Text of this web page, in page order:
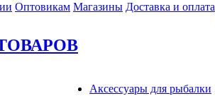
Оптовикам Магазины Доставка и оплата
Аксессуары для рыбалки